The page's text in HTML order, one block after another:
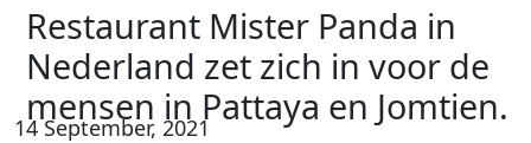
Restaurant Mister Panda in
Nederland zet zich in voor de
mensen in Pattaya en Jomtien.
14 September, 2021